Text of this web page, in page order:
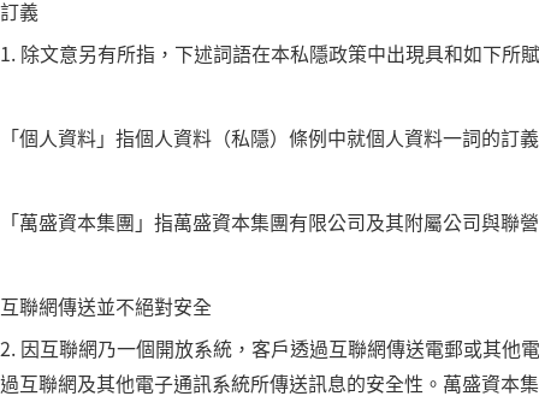
訂義
1. 除文意另有所指，下述詞語在本私隱政策中出現具和如下所
「個人資料」指個人資料（私隱）條例中就個人資料一詞的訂
「萬盛資本集團」指萬盛資本集團有限公司及其附屬公司與聯
互聯網傳送並不絕對安全
2. 因互聯網乃一個開放系統，客戶透過互聯網傳送電郵或其
過互聯網及其他電子通訊系統所傳送訊息的安全性。萬盛資本